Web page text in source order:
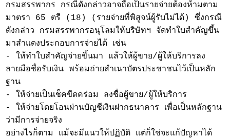
กรมสรรพากร กรณีดังกล่าวอาจถือเป็นรายจ่ายต้องห้ามตาม
มาตรา 65 ตรี (18) (รายจ่ายที่พิสูจน์ผู้รับไม่ได้) ซึ่งกรณี
ดังกล่าว กรมสรรพากรอนุโลมให้บริษัทฯ จัดทำใบสำคัญขึ้น
มาสำแดงประกอบการจ่ายได้ เช่น
- ให้ทำใบสำคัญจ่ายขึ้นมา แล้วให้ผู้ขาย/ผู้ให้บริการลง
ลายมือชื่อรับเงิน พร้อมถ่ายสำเนาบัตรประชาชนไว้เป็นหลัก
ฐาน
- ให้จ่ายเป็นเช็คขีดคร่อม ลงชื่อผู้ขาย/ผู้ให้บริการ
- ให้จ่ายโดยโอนผ่านบัญชีเงินฝากธนาคาร เพื่อเป็นหลักฐาน
ว่ามีการจ่ายจริง
อย่างไรก็ตาม แม้จะมีแนวให้ปฏิบัติ แต่ก็ใช่จะแก้ปัญหาได้